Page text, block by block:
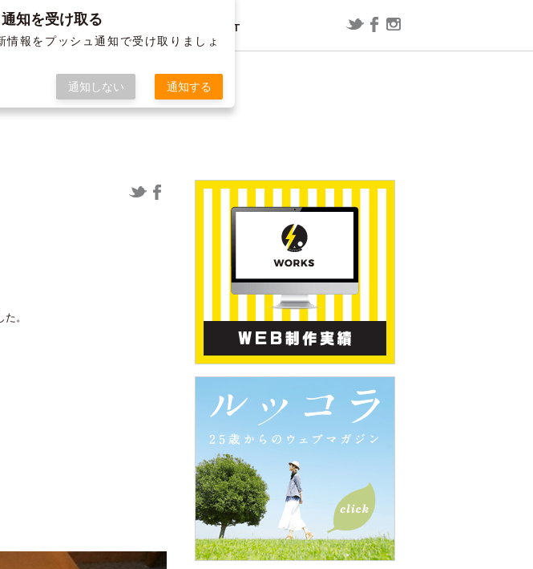
グラフィック
ConoHa WING用WordPressプラグ
インで「セッションの有効期限が切
れました」と表示される場合
映画「スラムダンク」の内容を予想
MEMBER CONTACT
。
知を受け取る
情報をプッシュ通知で受け取りましょ
通知しない 通知する